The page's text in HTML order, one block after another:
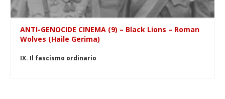
ANTI-GENOCIDE CINEMA (9) – Black Lions – Roman
Wolves (Haile Gerima)
IX. Il fascismo ordinario